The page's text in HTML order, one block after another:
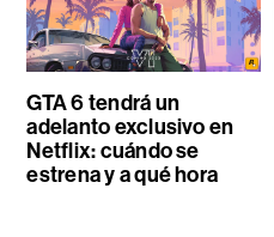
GTA 6 tendrá un
adelanto exclusivo en
Netflix: cuándo se
estrena y a qué hora